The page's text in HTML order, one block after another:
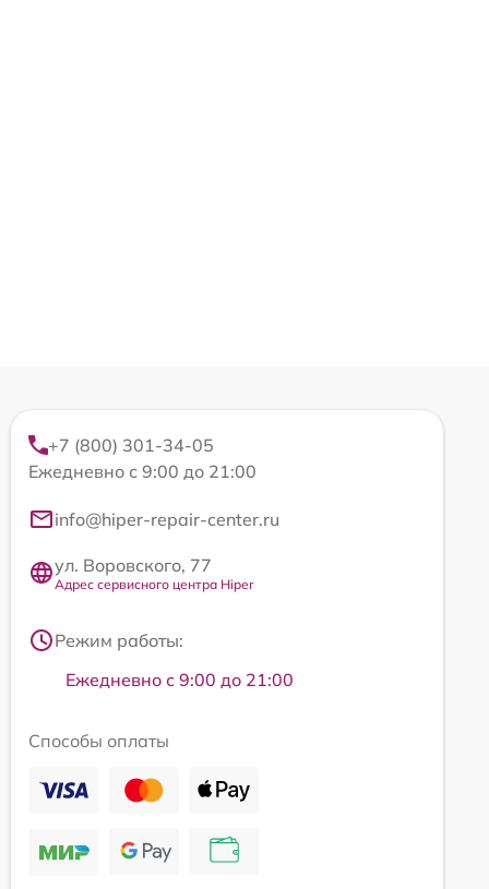
+7 (800) 301-34-05
Ежедневно с 9:00 до 21:00
info@hiper-repair-center.ru
ул. Воровского, 77
Адрес сервисного центра Hiper
Режим работы:
Ежедневно с 9:00 до 21:00
Способы оплаты